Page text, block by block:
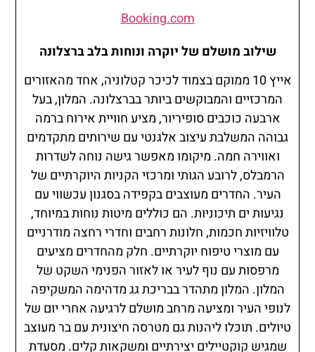
Booking.com
שילוב מושלם של יוקרה ונוחות בלב ברצלונה
אייץ 10 ממוקם בצמוד לכיכר קטלוניה, אחד מהאזורים
המרכזיים והמבוקשים ביותר בברצלונה. המלון, בעל
ארבעה כוכבים סופיריור, מציע חוויית אירוח ברמה
גבוהה המשלבת עיצוב אלגנטי עם שירותים מתקדמים
ואווירה חמה. מיקומו מאפשר גישה נוחה לשדרות
הרמבלס, לרובע הגותי ומרכזי הקניות היוקרתיים של
העיר. החדרים מעוצבים בקפידה בסגנון עכשווי עם
נגיעות ים תיכוניות. הם כוללים מיטות נוחות במיוחד,
טלוויזיות חכמות, חלונות רחבים וחדרי רחצה מודרניים
עם מוצרי טיפוח יוקרתיים. חלק מהחדרים מציעים
מרפסות עם נוף לעיר או לאזור הפנימי השקט של
המלון. המלון מתהדר בבריכת גג מדהימה המשקיפה
לנופי העיר ומציעה מרחב מושלם לרגיעה אחרי יום של
טיולים. תוכלו ליהנות גם מטרסה חיצונית עם בר מעוצב
שמגיש קוקטיילים יצירתיים ומשקאות קלים. מסעדת